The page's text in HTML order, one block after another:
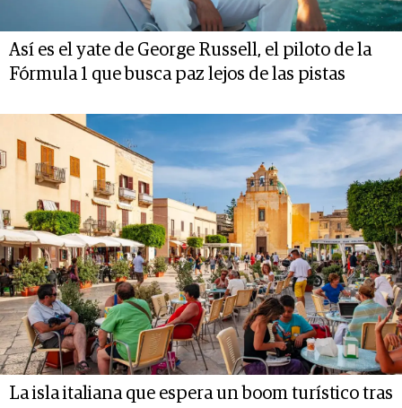
Así es el yate de George Russell, el piloto de la
Fórmula 1 que busca paz lejos de las pistas
La isla italiana que espera un boom turístico tras